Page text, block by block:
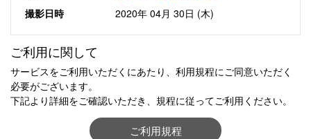
撮影日時
2020年 04月 30日 (木)
ご利用に関して
サービスをご利用いただくにあたり、利用規程にご同意いただく
必要がございます。
下記より詳細をご確認いただき、規程に従ってご利用ください。
ご利用規程